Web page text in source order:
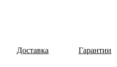
Доставка Гарантии